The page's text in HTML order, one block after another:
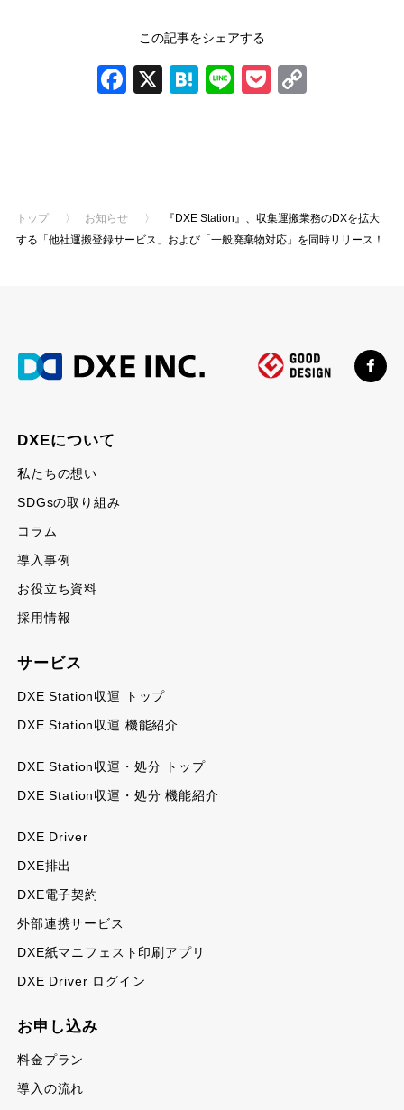
この記事をシェアする
Facebook
X Hatena
LinePocket
トップ 〉 お知らせ 〉
『DXE Station』、収集運搬業務のDXを拡大
する「他社運搬登録サービス」および「一般廃棄物対応」を同時リリース！
DXEについて
私たちの想い
SDGsの取り組み
コラム
導入事例
お役立ち資料
採用情報
サービス
DXE Station収運 トップ
DXE Station収運 機能紹介
DXE Station収運・処分 トップ
DXE Station収運・処分 機能紹介
DXE Driver
DXE排出
DXE電子契約
外部連携サービス
DXE紙マニフェスト印刷アプリ
DXE Driver ログイン
お申し込み
料金プラン
導入の流れ